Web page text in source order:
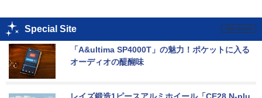
Special Site
「A&ultima SP4000T」の魅力！ポケットに入る
オーディオの醍醐味
レイズ鍛造1ピースアルミホイール「CE28 N-plu